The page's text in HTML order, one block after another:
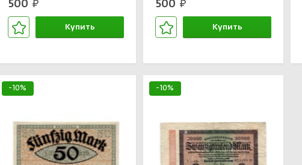
500 руб.
Купить
500 руб.
Купить
-10% -10%